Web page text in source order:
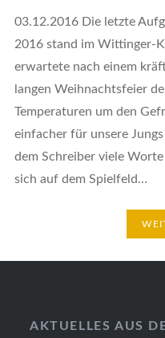
03.12.2016 Die letzte
2016 stand im Wittinger-
erwartete nach einem
langen Weihnachtsfeier
Temperaturen um den
einfacher für unsere
dem Schreiber viele
sich auf dem Spielfeld…
AKTUELLES AUS